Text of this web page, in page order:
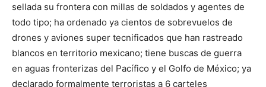
sellada su frontera con millas de soldados y agentes de
todo tipo; ha ordenado ya cientos de sobrevuelos de
drones y aviones super tecnificados que han rastreado
blancos en territorio mexicano; tiene buscas de guerra
en aguas fronterizas del Pacífico y el Golfo de México; ya
declarado formalmente terroristas a 6 carteles